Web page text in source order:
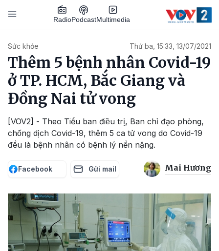
Nhảy đến nội dung
RadioPodcastMultimedia
Sức khỏe Thứ ba, 15:33, 13/07/2021
Thêm 5 bệnh nhân Covid-19
ở TP. HCM, Bắc Giang và
Đồng Nai tử vong
[VOV2] - Theo Tiểu ban điều trị, Ban chỉ đạo phòng,
chống dịch Covid-19, thêm 5 ca tử vong do Covid-19
đều là bệnh nhân có bệnh lý nền nặng.
Facebook Gửi mail Mai Hương